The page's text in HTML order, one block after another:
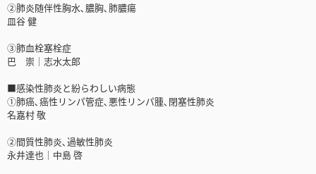
②肺炎随伴性胸水､膿胸､肺膿瘍
皿谷 健
③肺血栓塞栓症
巴 崇│志水太郎
■感染性肺炎と紛らわしい病態
①肺癌､癌性リンパ管症､悪性リンパ腫､閉塞性肺炎
名嘉村 敬
②間質性肺炎､過敏性肺炎
永井達也│中島 啓